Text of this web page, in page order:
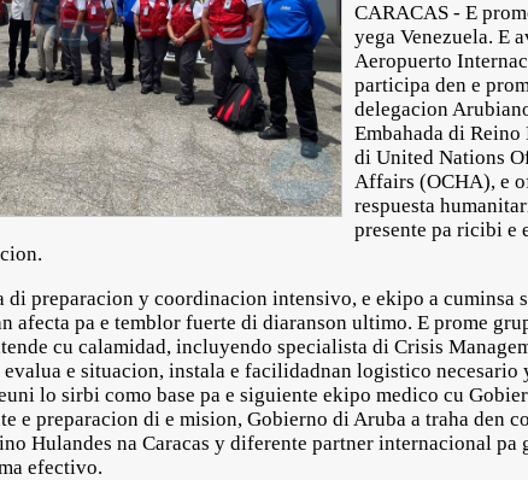
CARACAS - E
yega Venezuela. E
Aeropuerto
participa den e
delegacion
Embahada di Reino
di United Nations
Affairs (OCHA), e
respuesta
presente pa ricibi e
di preparacion y coordinacion intensivo, e ekipo a cuminsa
afecta pa e temblor fuerte di diaranson ultimo. E prome
cu calamidad, incluyendo specialista di Crisis
e situacion, instala e facilidadnan logistico necesario
lo sirbi como base pa e siguiente ekipo medico cu
e preparacion di e mision, Gobierno di Aruba a traha den
Hulandes na Caracas y diferente partner internacional pa
efectivo.